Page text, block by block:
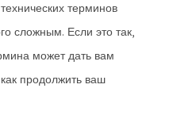
терминов
сложным. Если это так,
может дать вам
продолжить ваш